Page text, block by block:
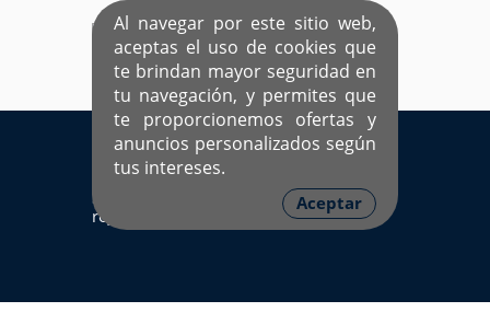
Al navegar por este sitio web,
aceptas el uso de cookies que
te brindan mayor seguridad en
tu navegación, y permites que
te proporcionemos ofertas y
anuncios personalizados según
tus intereses.
Aceptar
EL ÚNICO SITIO DEDICADO A SOLTEROS
HISPANOS COMO TÚ
Ingresa aquí
Sí ya estás
registrado